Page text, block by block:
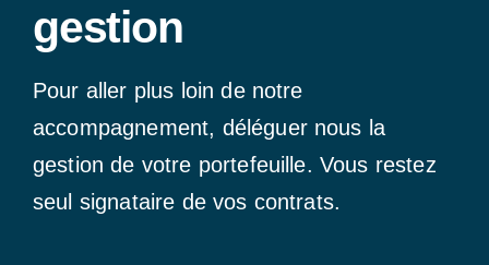
gestion
Pour aller plus loin de notre
accompagnement, déléguer nous la
gestion de votre portefeuille. Vous restez
seul signataire de vos contrats.